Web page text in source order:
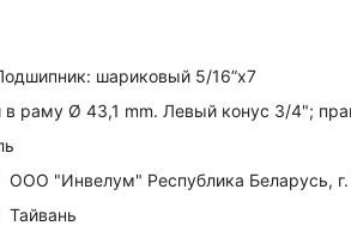
шариковый 5/16”x7
в раму Ø 43,1 mm. Левый конус 3/4";
ООО "Инвелум" Республика Беларусь, г.
Тайвань